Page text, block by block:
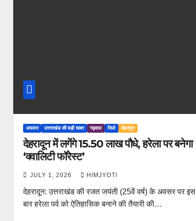
अफसर उत्तराखंड की बड़ी खबर गढ़वाल जिले देहरादून
देहरादून में लगेंगे 15.50 लाख पौधे, हरेला पर बनेगा
‘क्वालिटी फॉरेस्ट’
JULY 1, 2026 HIMJYOTI
देहरादून: उत्तराखंड की रजत जयंती (25वें वर्ष) के अवसर पर इस
बार हरेला पर्व को ऐतिहासिक बनाने की तैयारी की…